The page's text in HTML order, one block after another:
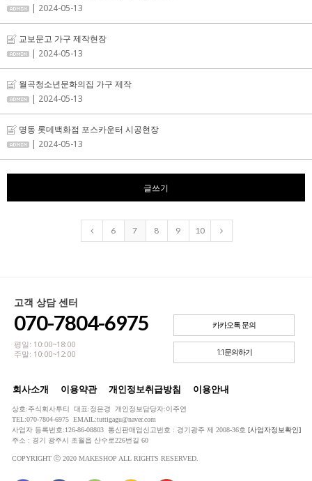
| 2024-05-13
교보문고 가구 제작현장
| 2024-05-13
월곡청소년문화의집 가구 제작
| 2024-05-13
명동 롯데백화점 포스카운터 시공현장
| 2024-05-13
글쓰기
6 7 8 9 10
고객 상담 센터
070-7804-6975
평일: 10:00~18:00
주말: 10:00~12:00
카카오톡 문의
1:1문의하기
회사소개 이용약관 개인정보취급방침 이용안내
상호:주식회사투티 대표:정은경 개인정보담당자:이주연
TEL:070-7804-6975 EMAIL:tuttigagu@naver.com
사업자 등록번호:126-86-08803 통신판매업신고번호 : 경기광주 제 2008-36호 [사업자정보확인]
주소 : 경기 광주시 초월읍 산수로226번길 60
COPYRIGHT ⓒ 2020 MAKESHOP ALL RIGHTS RESERVED.